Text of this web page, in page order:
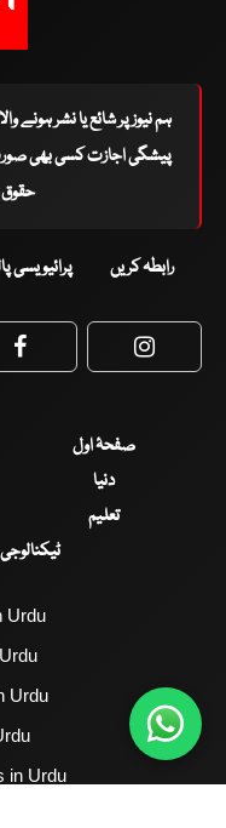
ہم نیوز پر شائع یا نشر ہونے
پیشگی اجازت کسی بھی
حقوق
رابطہ کریں پرائیویسی
Facebook
صفحۂ اول
دنیا
تعلیم
ٹیکنالوجی
Urdu
Urdu
in Urdu